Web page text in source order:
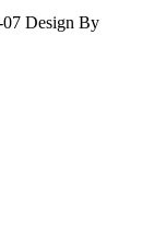
Design By